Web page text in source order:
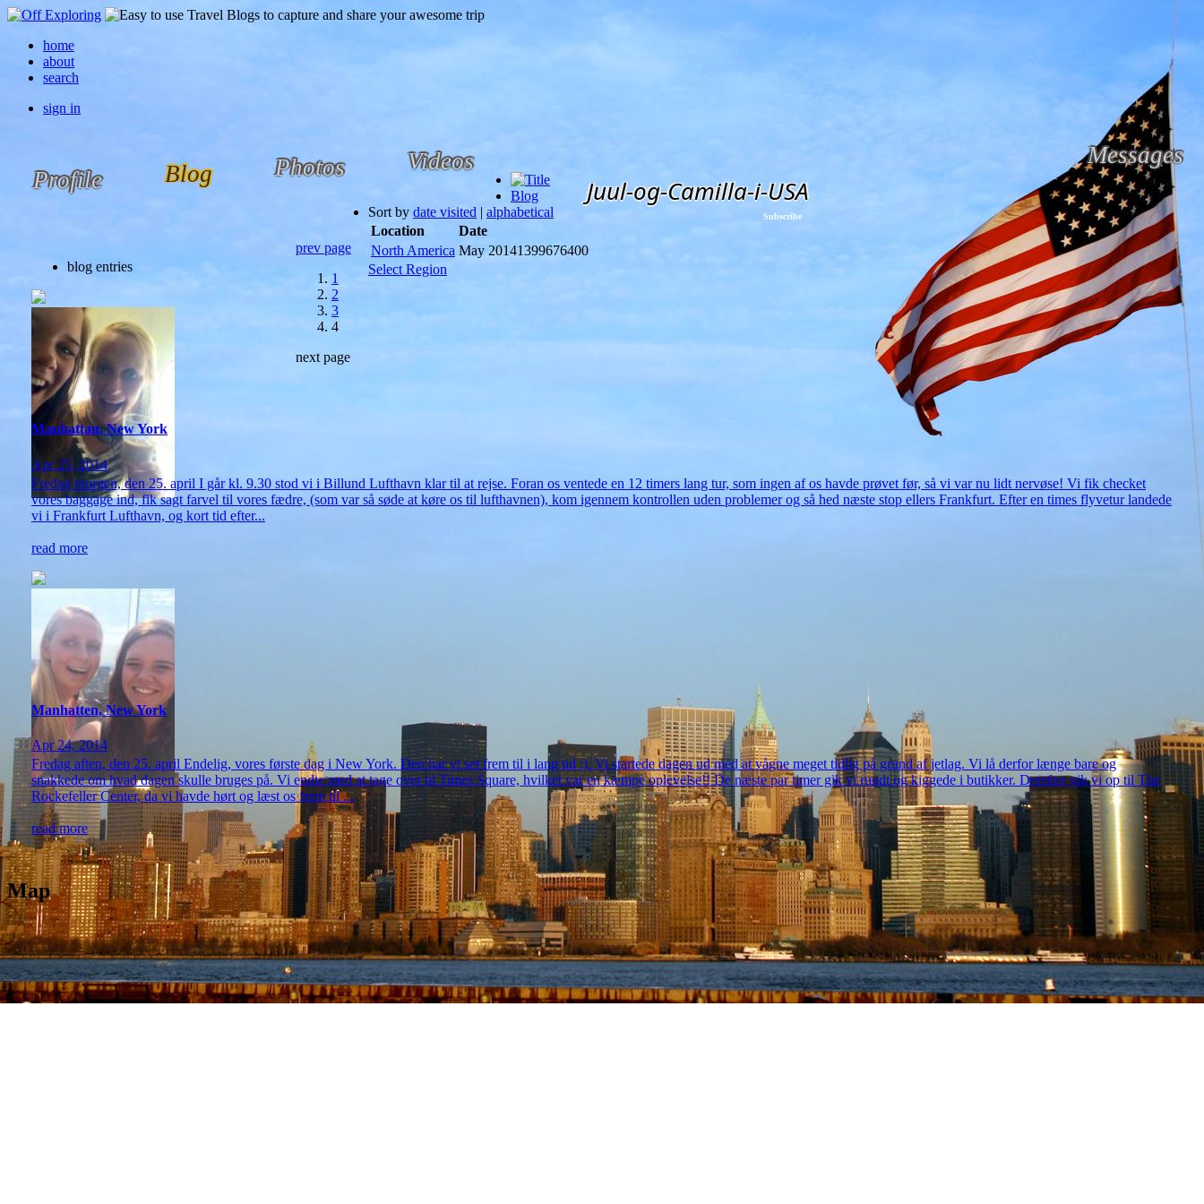
home
about
search
sign in
Profile Blog Photos Videos Messages
Subscribe
Juul-og-Camilla-i-USA
Blog
Sort by date visited | alphabetical
Location
Date
North America May 20141399676400
Select Region
prev page
1
2
3
4
next page
blog entries
Manhattan, New York
Apr 25, 2014
Fredag morgen, den 25. april I går kl. 9.30 stod vi i Billund Lufthavn klar til at rejse. Foran os ventede en 12 timers lang tur, som ingen af os havde prøvet før, så vi var nu lidt nervøse! Vi fik checket
vores baggage ind, fik sagt farvel til vores fædre, (som var så søde at køre os til lufthavnen), kom igennem kontrollen uden problemer og så hed næste stop ellers Frankfurt. Efter en times flyvetur landede
vi i Frankfurt Lufthavn, og kort tid efter...
read more
Manhatten, New York
Apr 24, 2014
Fredag aften, den 25. april Endelig, vores første dag i New York. Den har vi set frem til i lang tid :). Vi startede dagen ud med at vågne meget tidlig på grund af jetlag. Vi lå derfor længe bare og
snakkede om hvad dagen skulle bruges på. Vi endte med at tage over til Times Square, hvilket var en kæmpe oplevelse!! De næste par timer gik vi rundt og kiggede i butikker. Derefter gik vi op til The
Rockefeller Center, da vi havde hørt og læst os frem til ...
read more
Map